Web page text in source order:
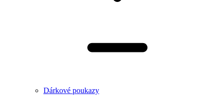
Dárkové poukazy